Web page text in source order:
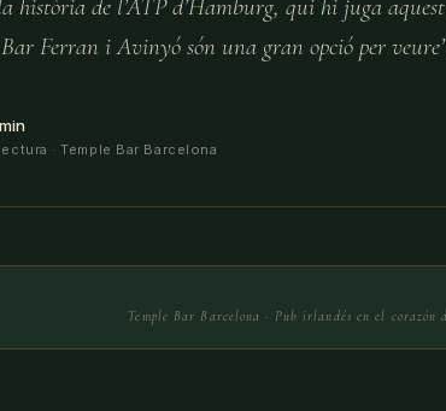
història de l’ATP d’Hamburg, qui hi juga
Ferran i Avinyó són una gran opció per
· Temple Bar Barcelona
Temple Bar Barcelona · Pub irlandés en el corazón